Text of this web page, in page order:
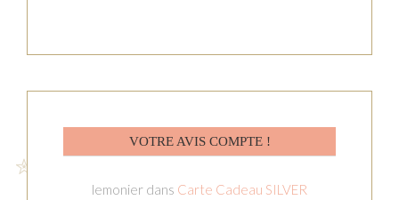
VOTRE AVIS COMPTE !
lemonier dans Carte Cadeau SILVER